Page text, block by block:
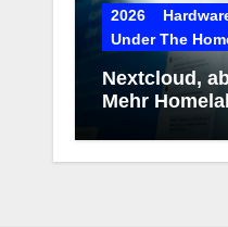
2026
Under The
Nextcloud,
Mehr